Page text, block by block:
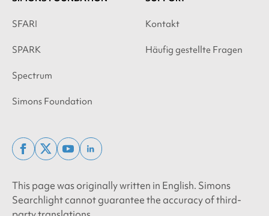
SFARI
SPARK
Spectrum
Simons Foundation
Kontakt
Häufig gestellte Fragen
facebook
x
youtubelinkedin
This page was originally written in English. Simons
Searchlight cannot guarantee the accuracy of third-